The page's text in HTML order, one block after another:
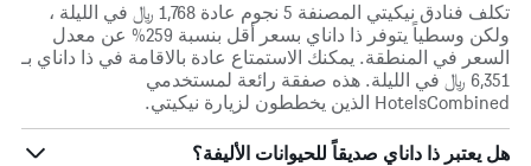
تكلف فنادق نيكيتي المصنفة 5 نجوم عادة 1,768 ﷼ في الليلة ،
ولكن وسطياً يتوفر ذا داناي بسعر أقل بنسبة 259% عن معدل
السعر في المنطقة. يمكنك الاستمتاع عادة بالاقامة في ذا داناي بـ
6,351 ﷼ في الليلة. هذه صفقة رائعة لمستخدمي
HotelsCombined الذين يخططون لزيارة نيكيتي.
هل يعتبر ذا داناي صديقاً للحيوانات الأليفة؟